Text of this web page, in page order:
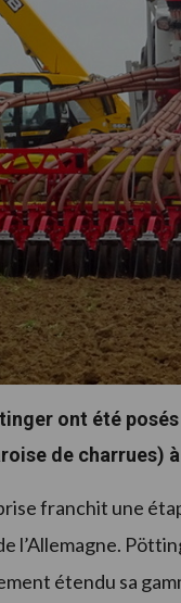
ont été
de charrues)
franchit une
l’Allemagne.
étendu sa